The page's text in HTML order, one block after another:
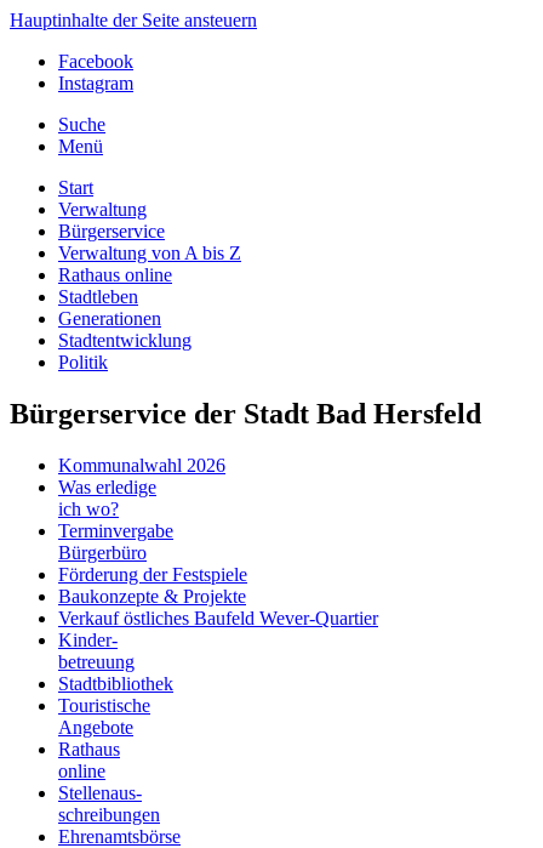
Hauptinhalte der Seite ansteuern
Facebook
Instagram
Suche
Menü
Start
Verwaltung
Bürgerservice
Verwaltung von A bis Z
Rathaus online
Stadtleben
Generationen
Stadtentwicklung
Politik
Bürgerservice der Stadt Bad Hersfeld
Kommunalwahl 2026
Was erledige
ich wo?
Terminvergabe
Bürgerbüro
Förderung der Festspiele
Baukonzepte & Projekte
Verkauf östliches Baufeld Wever-Quartier
Kinder-
betreuung
Stadtbibliothek
Touristische
Angebote
Rathaus
online
Stellenaus-
schreibungen
Ehrenamtsbörse